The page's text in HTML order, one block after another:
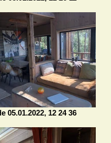
05.01.2022, 12 24 36